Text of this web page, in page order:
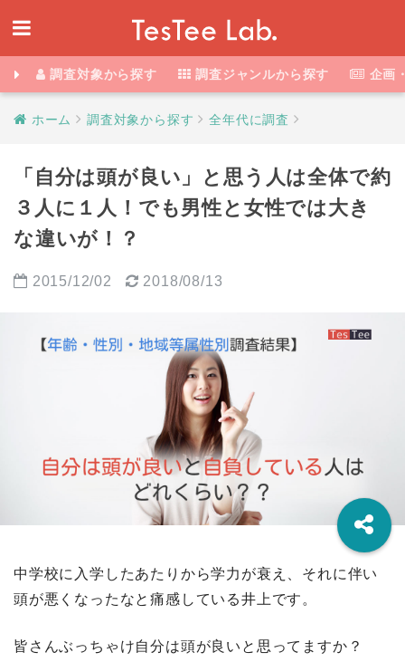
調査対象から探す 調査ジャンルから探す 企画
ホーム 調査対象から探す 全年代に調査
「自分は頭が良い」と思う人は全体で約
３人に１人！でも男性と女性では大き
な違いが！？
2015/12/02 2018/08/13
中学校に入学したあたりから学力が衰え、それに伴い
頭が悪くなったなと痛感している井上です。
皆さんぶっちゃけ自分は頭が良いと思ってますか？